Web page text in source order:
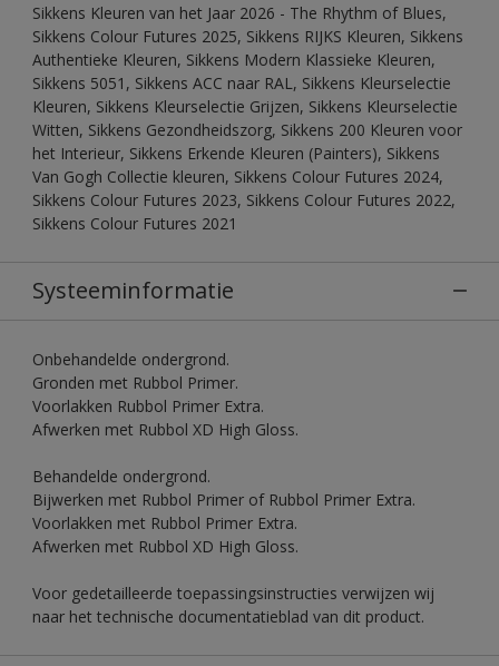
Sikkens Kleuren van het Jaar 2026 - The Rhythm of Blues,
Sikkens Colour Futures 2025, Sikkens RIJKS Kleuren, Sikkens
Authentieke Kleuren, Sikkens Modern Klassieke Kleuren,
Sikkens 5051, Sikkens ACC naar RAL, Sikkens Kleurselectie
Kleuren, Sikkens Kleurselectie Grijzen, Sikkens Kleurselectie
Witten, Sikkens Gezondheidszorg, Sikkens 200 Kleuren voor
het Interieur, Sikkens Erkende Kleuren (Painters), Sikkens
Van Gogh Collectie kleuren, Sikkens Colour Futures 2024,
Sikkens Colour Futures 2023, Sikkens Colour Futures 2022,
Sikkens Colour Futures 2021
Systeeminformatie
Onbehandelde ondergrond.
Gronden met Rubbol Primer.
Voorlakken Rubbol Primer Extra.
Afwerken met Rubbol XD High Gloss.
Behandelde ondergrond.
Bijwerken met Rubbol Primer of Rubbol Primer Extra.
Voorlakken met Rubbol Primer Extra.
Afwerken met Rubbol XD High Gloss.
Voor gedetailleerde toepassingsinstructies verwijzen wij
naar het technische documentatieblad van dit product.